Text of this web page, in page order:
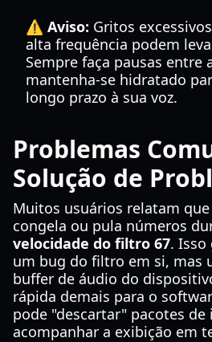
⚠️ Aviso: Gritos
alta frequência podem
Sempre faça pausas entre
mantenha-se hidratado
longo prazo à sua voz.
Problemas
Solução de
Muitos usuários relatam
congela ou pula números
velocidade do filtro 67. Isso
um bug do filtro em si, mas
buffer de áudio do
rápida demais para o
pode "descartar" pacotes de
acompanhar a exibição em